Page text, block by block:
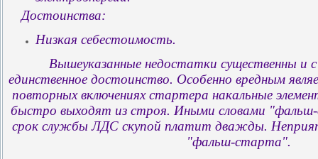
Достоинства:
Низкая себестоимость.
Вышеуказанные недостатки существенны и
единственное достоинство. Особенно вредным
повторных включениях стартера накальные
быстро выходят из строя. Иными словами
срок службы ЛДС скупой платит дважды.
"фальш-старта".